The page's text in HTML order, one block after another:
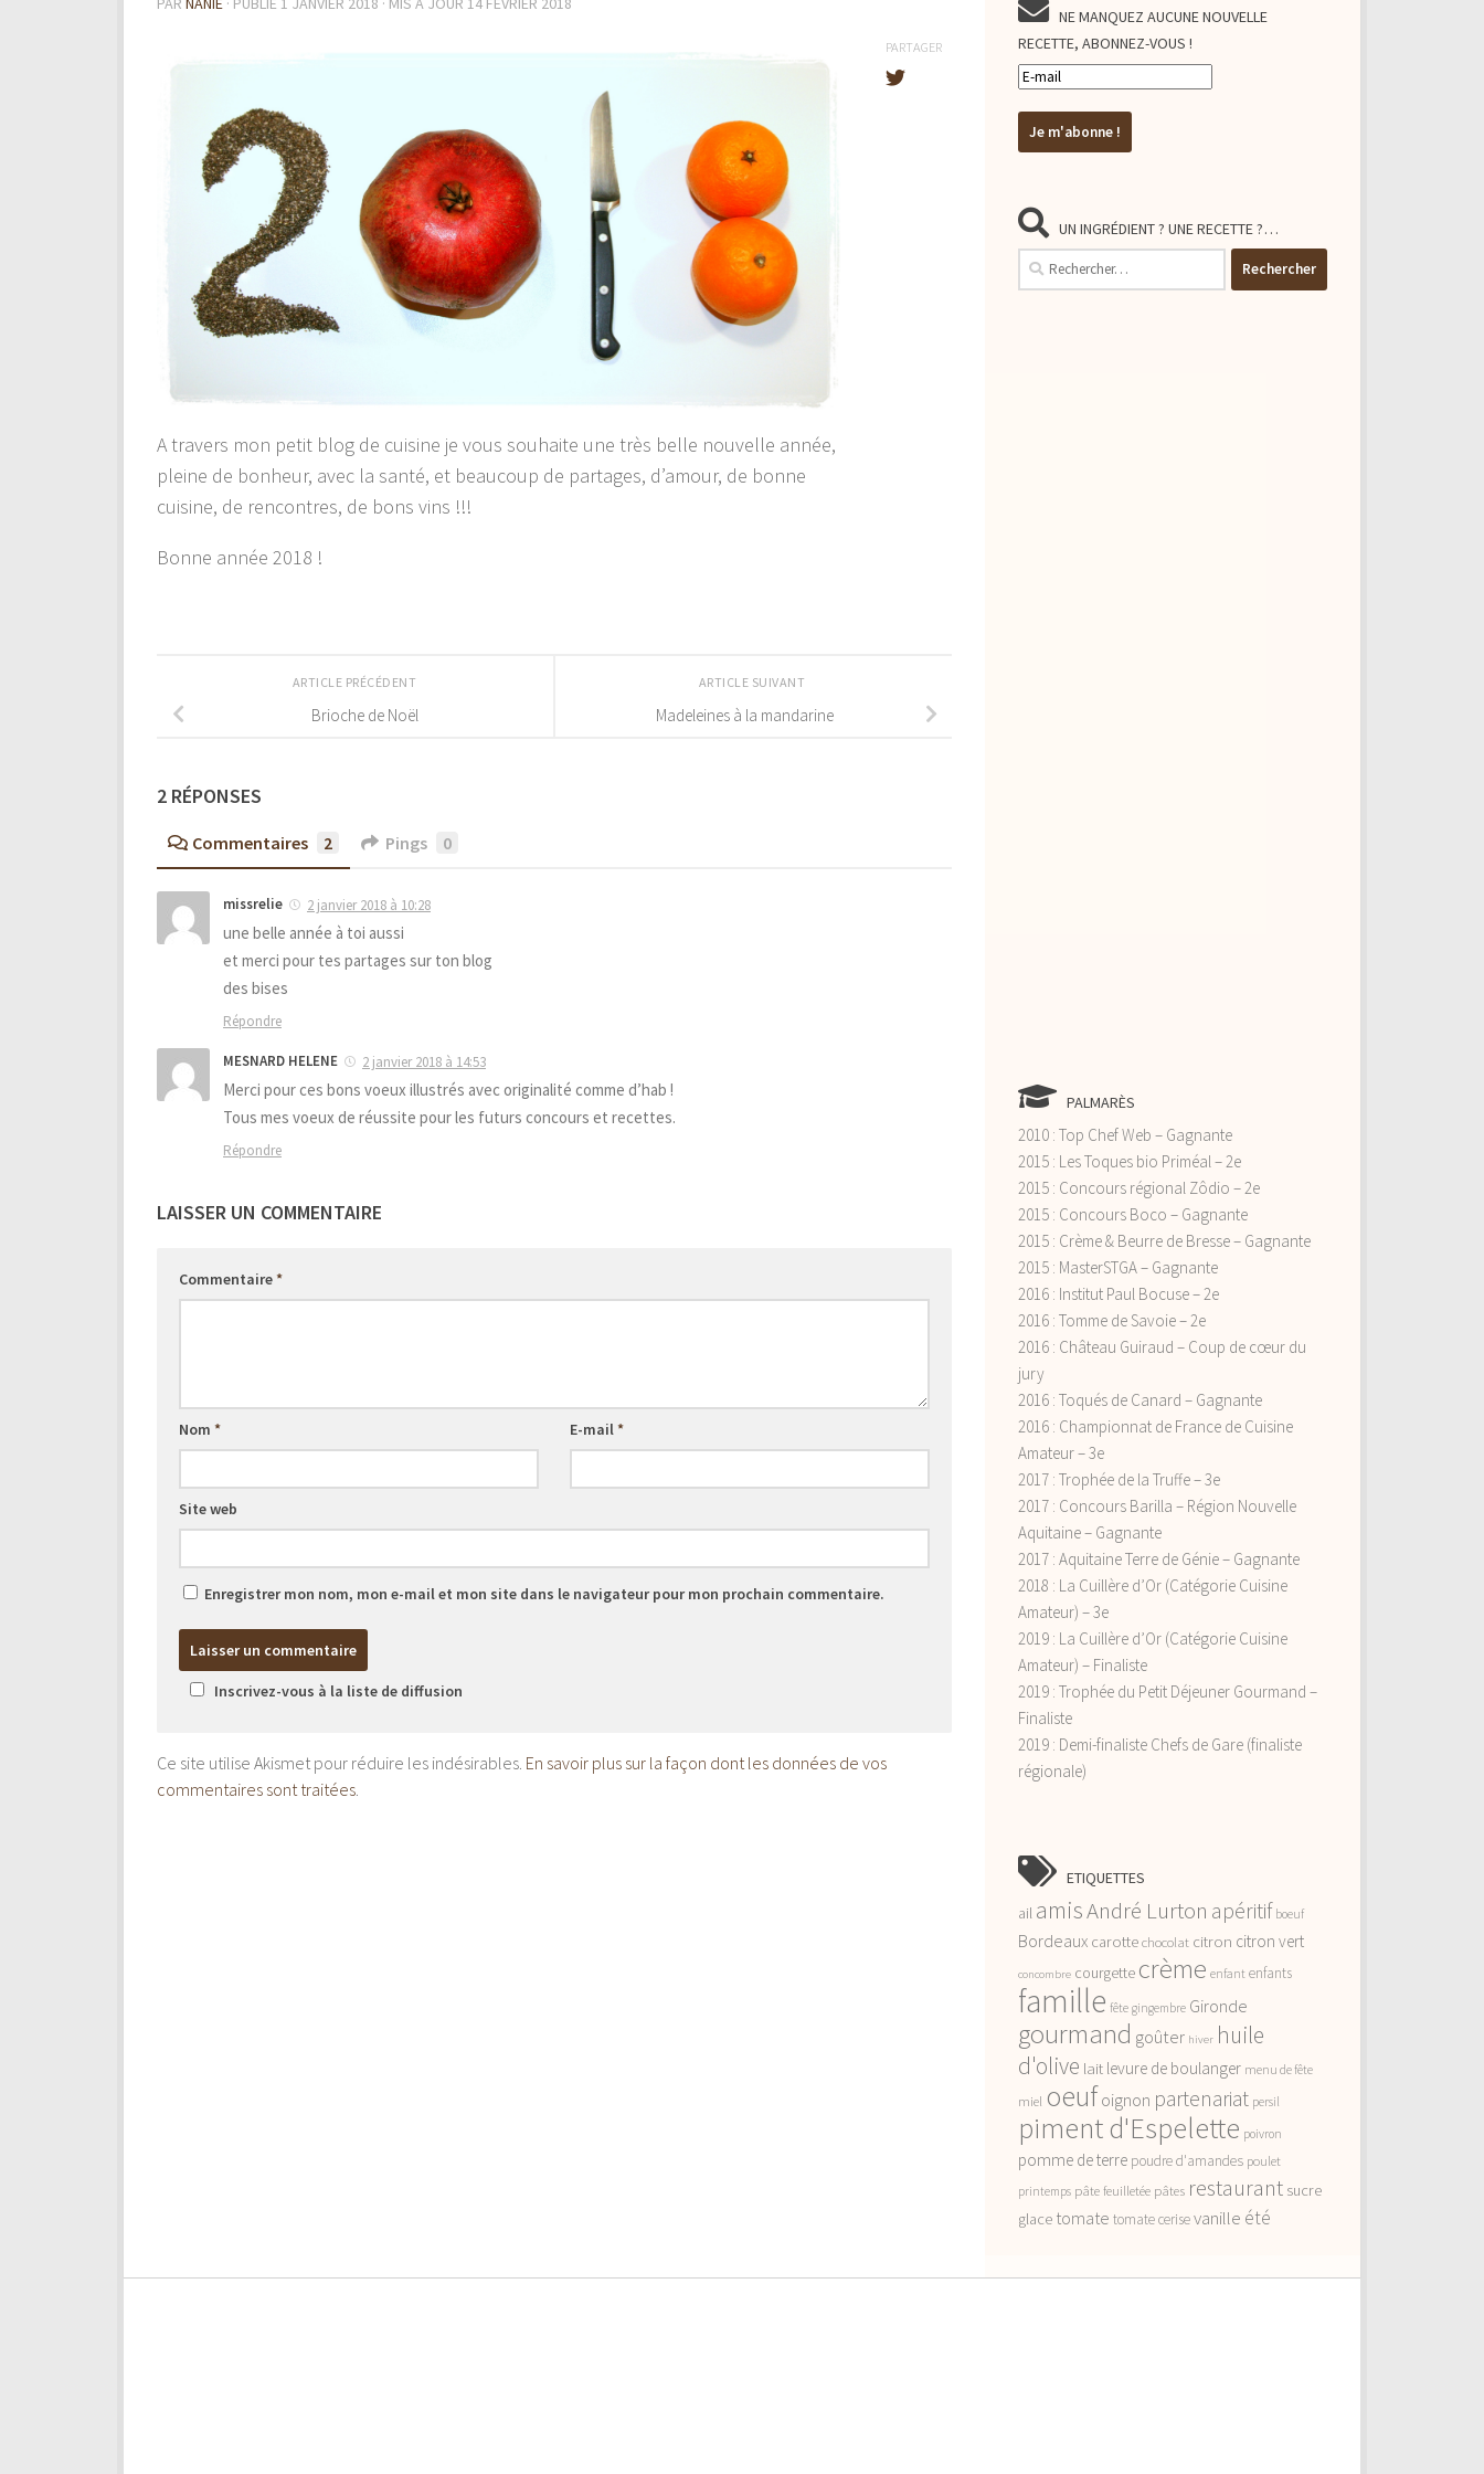
A travers mon petit blog de cuisine je vous souhaite une très belle nouvelle année,
pleine de bonheur, avec la santé, et beaucoup de partages, d’amour, de bonne
cuisine, de rencontres, de bons vins !!!
Bonne année 2018 !
PARTAGER
ARTICLE SUIVANT
Madeleines à la mandarine
ARTICLE PRÉCÉDENT
Brioche de Noël
2 RÉPONSES
Commentaires 2 Pings 0
missrelie 2 janvier 2018 à 10:28
une belle année à toi aussi
et merci pour tes partages sur ton blog
des bises
Répondre
MESNARD HELENE 2 janvier 2018 à 14:53
Merci pour ces bons voeux illustrés avec originalité comme d’hab !
Tous mes voeux de réussite pour les futurs concours et recettes.
Répondre
LAISSER UN COMMENTAIRE
Commentaire*
Nom * E-mail*
Site web
Enregistrer mon nom, mon e-mail et mon site dans le navigateur pour mon prochain commentaire.
Inscrivez-vous à la liste de diffusion
Ce site utilise Akismet pour réduire les indésirables. En savoir plus sur la façon dont les données de vos
commentaires sont traitées
NE MANQUEZ AUCUNE NOUVELLE
RECETTE, ABONNEZ-VOUS !
UN INGRÉDIENT ? UNE RECETTE ?…
Rechercher :
PALMARÈS
2010 : Top Chef Web – Gagnante
2015 : Les Toques bio Priméal – 2e
2015 : Concours régional Zôdio – 2e
2015 : Concours Boco – Gagnante
2015 : Crème & Beurre de Bresse – Gagnante
2015 : MasterSTGA – Gagnante
2016 : Institut Paul Bocuse – 2e
2016 : Tomme de Savoie – 2e
2016 : Château Guiraud – Coup de cœur du
jury
2016 : Toqués de Canard – Gagnante
2016 : Championnat de France de Cuisine
Amateur – 3e
2017 : Trophée de la Truffe – 3e
2017 : Concours Barilla – Région Nouvelle
Aquitaine – Gagnante
2017 : Aquitaine Terre de Génie – Gagnante
2018 : La Cuillère d’Or (Catégorie Cuisine
Amateur) – 3e
2019 : La Cuillère d’Or (Catégorie Cuisine
Amateur) – Finaliste
2019 : Trophée du Petit Déjeuner Gourmand –
Finaliste
2019 : Demi-finaliste Chefs de Gare (finaliste
régionale)
ETIQUETTES
ail amisAndré Lurton apéritif boeuf
Bordeaux carottechocolat citron citron vert
concombre courgette crème enfant enfants
famille fête gingembre Gironde
gourmand goûter hiver huile
d'olive lait levure de boulanger menu de fête
miel oeuf oignon partenariat persil
piment d'Espelette poivron
pomme de terre poudre d'amandes poulet
printemps pâte feuilletée pâtes restaurant sucre
glace tomate tomate cerisevanille été